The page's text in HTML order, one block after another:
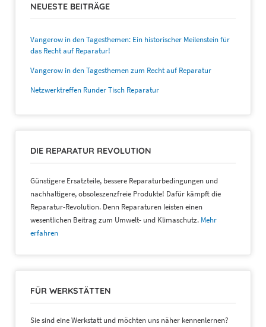
NEUESTE BEITRÄGE
Vangerow in den Tagesthemen: Ein historischer Meilenstein für
das Recht auf Reparatur!
Vangerow in den Tagesthemen zum Recht auf Reparatur
Netzwerktreffen Runder Tisch Reparatur
DIE REPARATUR REVOLUTION
Günstigere Ersatzteile, bessere Reparaturbedingungen und
nachhaltigere, obsoleszenzfreie Produkte! Dafür kämpft die
Reparatur-Revolution. Denn Reparaturen leisten einen
wesentlichen Beitrag zum Umwelt- und Klimaschutz. Mehr
erfahren
FÜR WERKSTÄTTEN
Sie sind eine Werkstatt und möchten uns näher kennenlernen?